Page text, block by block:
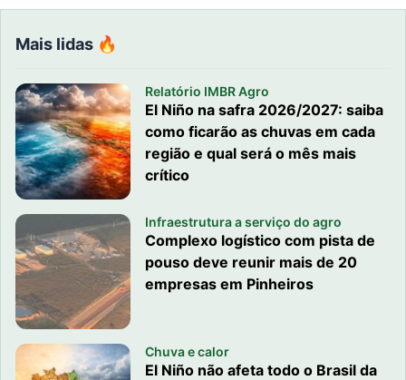
Mais lidas 🔥
Relatório IMBR Agro
El Niño na safra 2026/2027: saiba
como ficarão as chuvas em cada
região e qual será o mês mais
crítico
Infraestrutura a serviço do agro
Complexo logístico com pista de
pouso deve reunir mais de 20
empresas em Pinheiros
Chuva e calor
El Niño não afeta todo o Brasil da